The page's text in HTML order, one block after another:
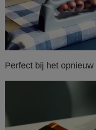
Perfect bij het